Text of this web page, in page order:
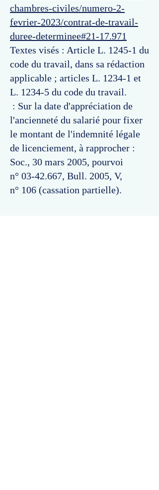
chambres-civiles/numero-2-
fevrier-2023/contrat-de-travail-
duree-determinee#21-17.971
Textes visés : Article L. 1245-1 du
code du travail, dans sa rédaction
applicable ; articles L. 1234-1 et
L. 1234-5 du code du travail.
: Sur la date d'appréciation de
l'ancienneté du salarié pour fixer
le montant de l'indemnité légale
de licenciement, à rapprocher :
Soc., 30 mars 2005, pourvoi
n° 03-42.667, Bull. 2005, V,
n° 106 (cassation partielle).